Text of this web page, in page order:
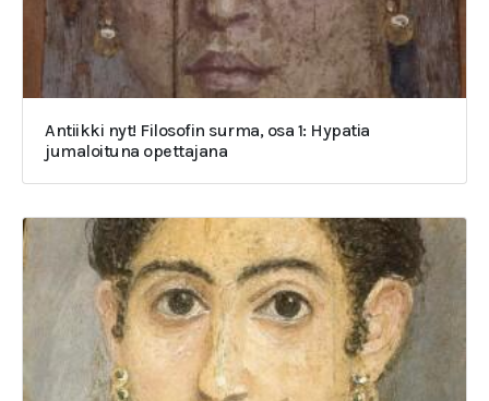
Antiikki nyt! Filosofin surma, osa 1: Hypatia
jumaloituna opettajana